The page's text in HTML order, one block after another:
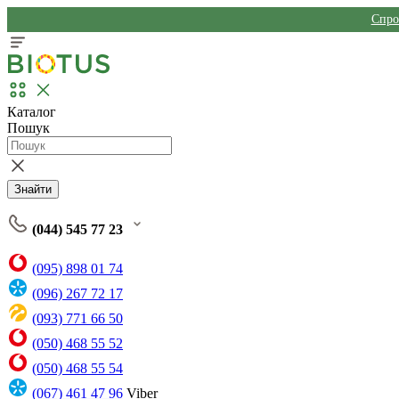
Каталог
Пошук
Знайти
(044) 545 77 23
(095) 898 01 74
(096) 267 72 17
(093) 771 66 50
(050) 468 55 52
(050) 468 55 54
(067) 461 47 96 Viber